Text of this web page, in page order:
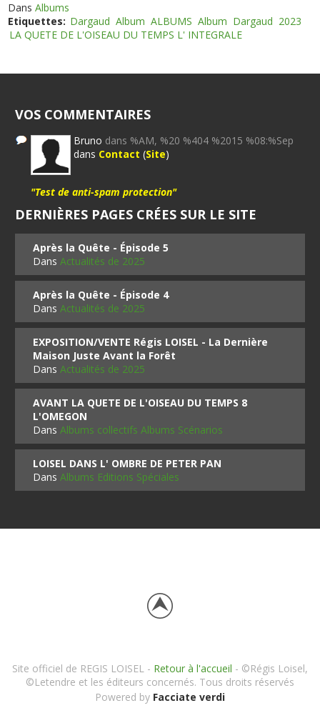
DansAlbums
Etiquettes: Dargaud Album ALBUMS Album Dargaud 2023
LA QUETE DE L'OISEAU DU TEMPS L' INTEGRALE
VOS COMMENTAIRES
Bruno dans %AM, %20 %404 %2015 %08:%Sep
dans Contact (Site)
"Test de anti-spam protection"
DERNIÈRES PAGES CRÉES SUR LE SITE
Après la Quête - Épisode 5
DansActualités de 2025
Après la Quête - Épisode 4
DansActualités de 2025
EXPOSITION/VENTE Régis LOISEL - La Dernière
Maison Juste Avant la Forêt
DansActualités de 2025
AVANT LA QUETE DE L'OISEAU DU TEMPS 8
L'OMEGON
DansAlbums collectifs Albums Scénarios
LOISEL DANS L' OMBRE DE PETER PAN
DansAlbums Editions Spéciales
Site officiel de REGIS LOISEL - Retour à l'accueil - ©Régis Loisel,
©Letendre et les éditeurs concernés. Tous droits réservés
Powered by Facciate verdi